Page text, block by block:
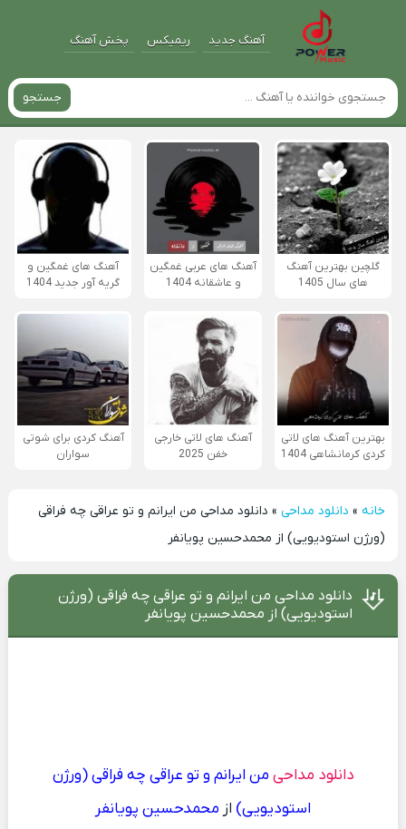
آهنگ جدید ریمیکس پخش آهنگ
جستجو
گلچین بهترین آهنگ
های سال 1405
آهنگ های عربی غمگین
و عاشقانه 1404
آهنگ های غمگین و
گریه آور جدید 1404
بهترین آهنگ های لاتی
کردی کرمانشاهی 1404
آهنگ های لاتی خارجی
خفن 2025
آهنگ کردی برای شوتی
سواران
خانه» دانلود مداحی» دانلود مداحی من ایرانم و تو عراقی چه فراقی
(ورژن استودیویی) از محمدحسین پویانفر
دانلود مداحی من ایرانم و تو عراقی چه فراقی (ورژن
استودیویی) از محمدحسین پویانفر
دانلود مداحی من ایرانم و تو عراقی چه فراقی (ورژن
استودیویی) از محمدحسین پویانفر